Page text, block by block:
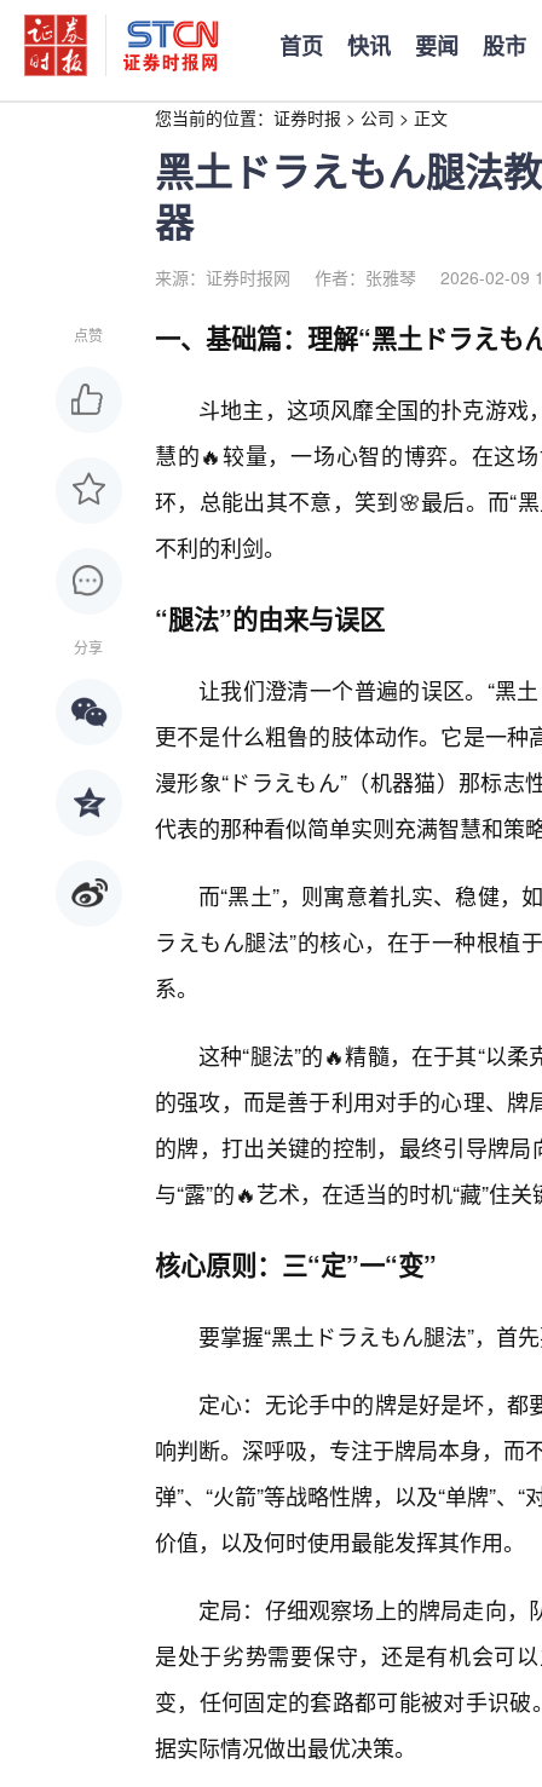
首页 快讯 要闻 股市
您当前的位置： 证券时报 > 公司 > 正文
黑土ドラえもん腿法
器
来源：证券时报网 作者：张雅琴 2026-02-09
点赞
分享
一、基础篇：理解“黑土ドラえも
斗地主，这项风靡全国的扑克游
慧的🔥较量，一场心智的博弈。在这
环，总能出其不意，笑到🌸最后。而“
不利的利剑。
“腿法”的由来与误区
让我们澄清一个普遍的误区。“黑
更不是什么粗鲁的肢体动作。它是一
漫形象“ドラえもん”（机器猫）那标
代表的那种看似简单实则充满智慧和策
而“黑土”，则寓意着扎实、稳健，
ラえもん腿法”的核心，在于一种根植
系。
这种“腿法”的🔥精髓，在于其“以
的强攻，而是善于利用对手的心理、
的牌，打出关键的控制，最终引导牌
与“露”的🔥艺术，在适当的时机“藏”住
核心原则：三“定”一“变”
要掌握“黑土ドラえもん腿法”，首
定心：无论手中的牌是好是坏，
响判断。深呼吸，专注于牌局本身，而
弹”、“火箭”等战略性牌，以及“单牌”
价值，以及何时使用最能发挥其作用。
定局：仔细观察场上的牌局走向
是处于劣势需要保守，还是有机会可
变，任何固定的套路都可能被对手识
据实际情况做出最优决策。